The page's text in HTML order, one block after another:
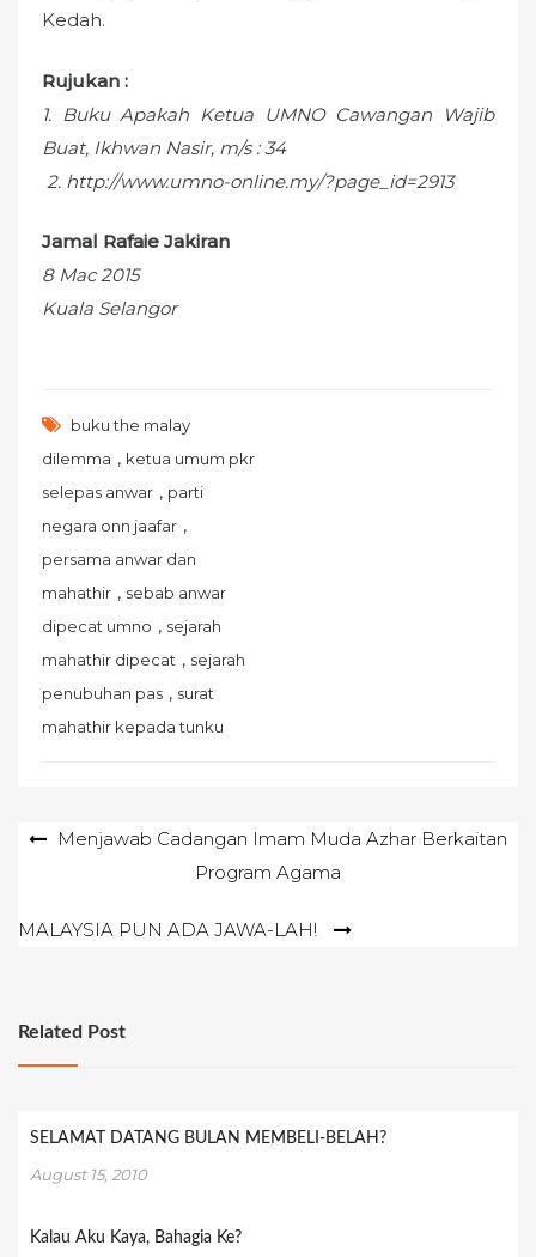
Kedah.
Rujukan :
1. Buku Apakah Ketua UMNO Cawangan Wajib
Buat, Ikhwan Nasir, m/s : 34
2. http://www.umno-online.my/?page_id=2913
Jamal Rafaie Jakiran
8 Mac 2015
Kuala Selangor
buku the malay
dilemma , ketua umum pkr
selepas anwar , parti
negara onn jaafar ,
persama anwar dan
mahathir , sebab anwar
dipecat umno , sejarah
mahathir dipecat , sejarah
penubuhan pas , surat
mahathir kepada tunku
PostMenjawab Cadangan Imam Muda Azhar Berkaitan
Program Agama
MALAYSIA PUN ADA JAWA-LAH!
Related Post
SELAMAT DATANG BULAN MEMBELI-BELAH?
August 15, 2010
Kalau Aku Kaya, Bahagia Ke?